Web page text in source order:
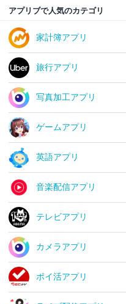
アプリブで人気のカテゴリ
家計簿アプリ
旅行アプリ
写真加工アプリ
ゲームアプリ
英語アプリ
音楽配信アプリ
テレビアプリ
カメラアプリ
ポイ活アプリ